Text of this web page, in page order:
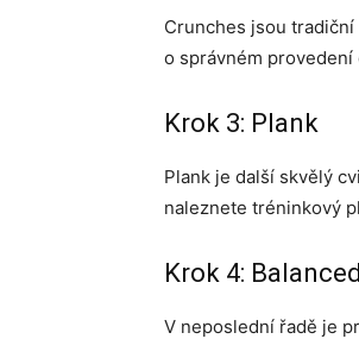
Crunches jsou
o správném
Krok 3: Plank
Plank je další skvělý
naleznete tréninkový
Krok 4:
V neposlední řadě je